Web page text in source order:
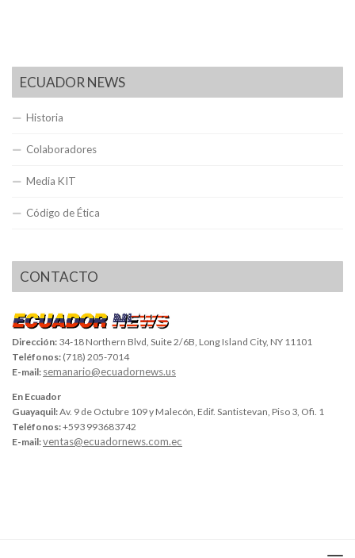
ECUADOR NEWS
Historia
Colaboradores
Media KIT
Código de Ética
CONTACTO
Dirección: 34-18 Northern Blvd, Suite 2/6B, Long Island City, NY 11101
Teléfonos: (718) 205-7014
E-mail: semanario@ecuadornews.us
En Ecuador
Guayaquil:Av. 9 de Octubre 109 y Malecón, Edif. Santistevan, Piso 3, Ofi. 1
Teléfonos:+593 993683742
E-mail:ventas@ecuadornews.com.ec